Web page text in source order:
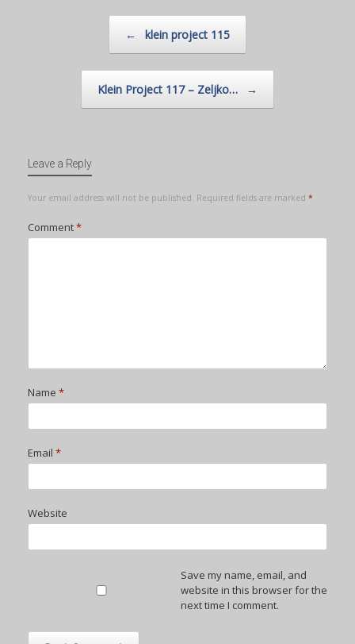
← klein project 115
Klein Project 117 – Zeljko… →
Leave a Reply
Your email address will not be published. Required fields are marked *
Comment*
Name *
Email *
Website
Save my name, email, and
website in this browser for the
next time I comment.